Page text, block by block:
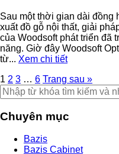
Sau một thời gian dài đồng
xuất đồ gỗ nội thất, giải
của Woodsoft phát triển đã
năng. Giờ đây Woodsoft
từ... Xem chi tiết
1 2 3 … 6 Trang sau »
Chuyên mục
Bazis
Bazis Cabinet